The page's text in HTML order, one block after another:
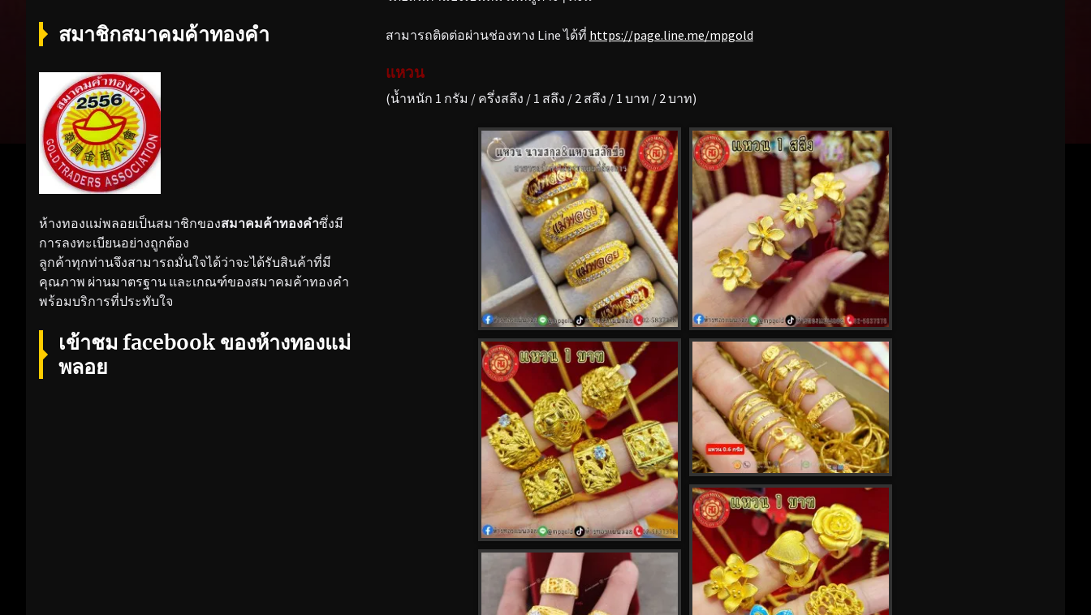
สามารถติดต่อผ่านช่องทาง Line ได้ที่ https://page.line.me/mpgold
แหวน
(น้ำหนัก 1 กรัม / ครึ่งสลึง / 1 สลึง / 2 สลึง / 1 บาท / 2 บาท)
สมาชิกสมาคมค้าทองคำ
ห้างทองแม่พลอยเป็นสมาชิกของสมาคมค้าทองคำซึ่งมี
การลงทะเบียนอย่างถูกต้อง
ลูกค้าทุกท่านจึงสามารถมั่นใจได้ว่าจะได้รับสินค้าที่มี
คุณภาพ ผ่านมาตรฐาน และเกณฑ์ของสมาคมค้าทองคำ
พร้อมบริการที่ประทับใจ
เข้าชม facebook ของห้างทองแม่
พลอย